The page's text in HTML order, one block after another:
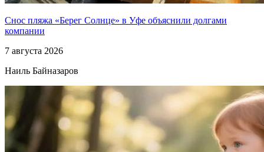
Снос пляжа «Берег Солнце» в Уфе объяснили долгами
компании
7 августа 2026
Наиль Байназаров